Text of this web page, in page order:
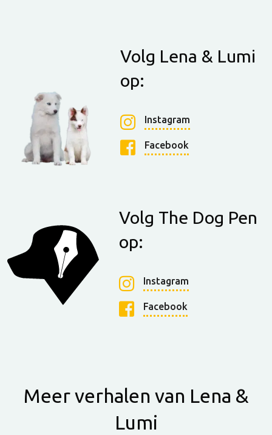
Volg Lena & Lumi
op:
Instagram
Facebook
Volg The Dog Pen
op:
Instagram
Facebook
Meer verhalen van Lena &
Lumi